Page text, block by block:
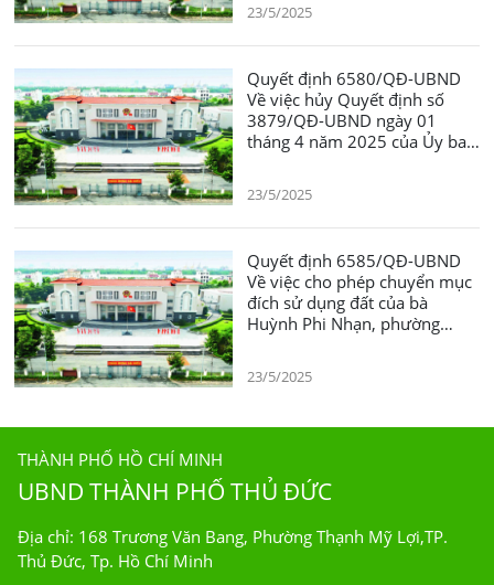
23/5/2025
Quyết định 6580/QĐ-UBND
Về việc hủy Quyết định số
3879/QĐ-UBND ngày 01
tháng 4 năm 2025 của Ủy ban
đích sử dụng đất từ đất nông
nghiệp sang đất ở tại đô thị
ông Nguyễn Ngọc Huy,
phường Bình Trưng Đông,
thành phố Thủ Đức.
23/5/2025
Quyết định 6585/QĐ-UBND
Về việc cho phép chuyển mục
đích sử dụng đất của bà
Huỳnh Phi Nhạn, phường
23/5/2025
THÀNH PHỐ HỒ CHÍ MINH
UBND THÀNH PHỐ THỦ ĐỨC
Địa chỉ: 168 Trương Văn Bang, Phường Thạnh Mỹ Lợi,TP.
Thủ Đức, Tp. Hồ Chí Minh